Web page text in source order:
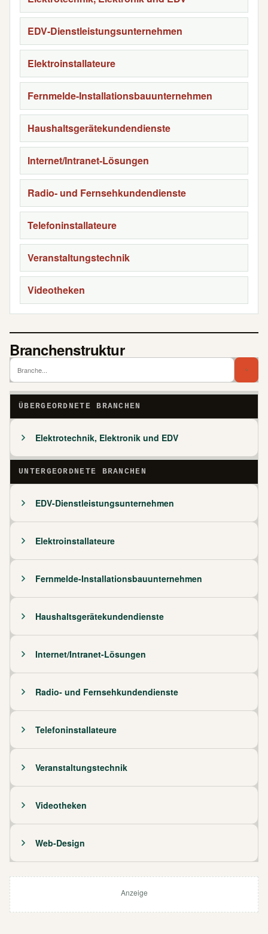
EDV-Dienstleistungsunternehmen
Elektroinstallateure
Fernmelde-Installationsbauunternehmen
Haushaltsgerätekundendienste
Internet/Intranet-Lösungen
Radio- und Fernsehkundendienste
Telefoninstallateure
Veranstaltungstechnik
Videotheken
Branchenstruktur
ÜBERGEORDNETE BRANCHEN
Elektrotechnik, Elektronik und EDV
UNTERGEORDNETE BRANCHEN
EDV-Dienstleistungsunternehmen
Elektroinstallateure
Fernmelde-Installationsbauunternehmen
Haushaltsgerätekundendienste
Internet/Intranet-Lösungen
Radio- und Fernsehkundendienste
Telefoninstallateure
Veranstaltungstechnik
Videotheken
Web-Design
Anzeige